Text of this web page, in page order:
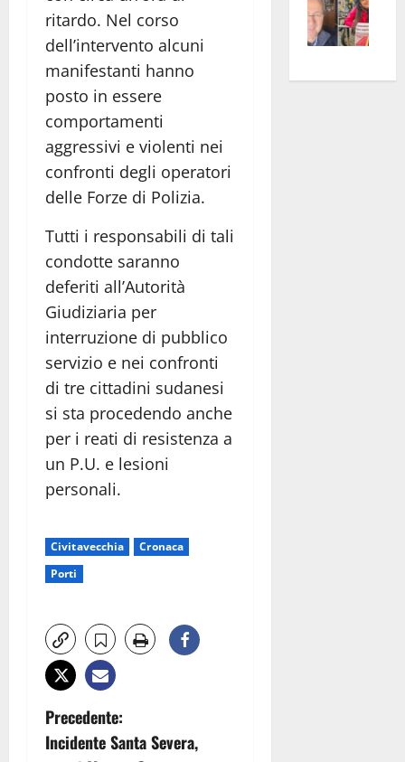
ritardo. Nel corso
dell’intervento alcuni
manifestanti hanno
posto in essere
comportamenti
aggressivi e violenti nei
confronti degli operatori
delle Forze di Polizia.
Tutti i responsabili di tali
condotte saranno
deferiti all’Autorità
Giudiziaria per
interruzione di pubblico
servizio e nei confronti
di tre cittadini sudanesi
si sta procedendo anche
per i reati di resistenza a
un P.U. e lesioni
personali.
Civitavecchia
Cronaca
Porti
N
Precedente:
Incidente Santa Severa,
euro